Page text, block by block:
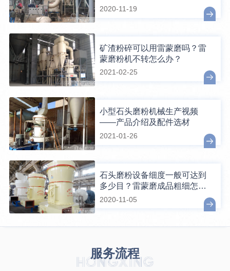
2020-11-19
矿渣粉碎可以用雷蒙磨吗？雷
蒙磨粉机不转怎么办？
2021-02-25
小型石头磨粉机械生产视频
——产品介绍及配件选材
2021-01-26
石头磨粉设备细度一般可达到
多少目？雷蒙磨成品粗细怎么
调节？
2020-11-05
服务流程